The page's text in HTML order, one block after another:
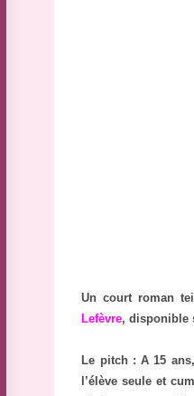
Un court roman
Lefèvre, disponible
Le pitch : A 15
l’élève seule et